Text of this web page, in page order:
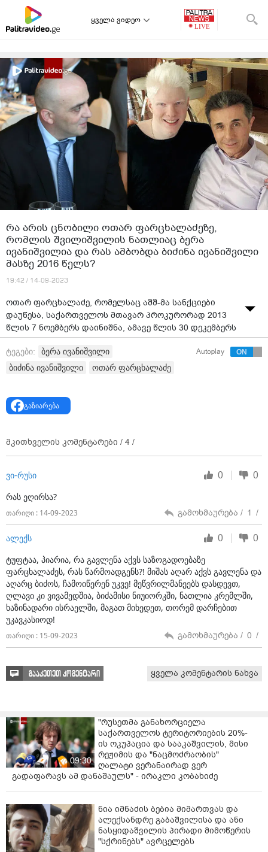
ყველა ვიდეო
რა არის ცნობილი ოთარ ფარცხალაძეზე,
რომლის შვილიშვილის ნათლიაც ბერა
ივანიშვილია და რას ამბობდა ბიძინა ივანიშვილი
მასზე 2016 წელს?
19:42 / 14-09-2023
ოთარ ფარცხალაძე, რომელსაც აშშ-მა სანქციები
დაუწესა, საქართველოს მთავარ პროკურორად 2013
წლის 7 ნოემბერს დაინიშნა, ამავე წლის 30 დეკემბერს
კი გადადგა.2008 წლამდე მუშაობდა შინაგან საქმეთა
სამინისტროში, სხვადასხვა საპასუხისმგებლო
თანამდებობებზე, გარდა ამისა, იყო საქართველოს
ოთარ ფარცხალაძის შვილიშვილის ნათლია, ბიძინა
ივანიშვილმა, 2016 წელს, "ქორთიართ მერიოტში"
ეკონომიკური კონფერენციის დასრულების შემდეგ
ფარცხალაძესთან არ მეგობრობს.
"ფარცხალაძეს ხშირად ნამდვილად ვერ ვხვდები, ის
ჩემი მეგობარი არაა, როგორც მე ვიცი, ჩემი ბერა
გახლავთ მაგის შვილიშვილის ნათლია”- განაცხდა
ბიძინა ივანიშვილმა 2016 წელს.
ფარცხალაძე, რომელმაც საქართველოს მთავარ
პროკურორად მხოლოდ 47 დღე იმუშავა, არაერთ
სკანდალში გაეხვა. ერთ-ერთი სკანდალი მის
დიპლომს ეხებოდა, რომლის მიღებაც ამ
უკანასკნელმა 19 წლის ასაკში შეძლო; გარდა ამისა,
მთავარი პროკურორი ფარცხალაძე ზეწოლაში
დაადანაშაულა პატიმრობაში მყოფმა ვანო
მერაბიშვილმა. სასჯელაღსრულების სამინისტრომ ეს
გამოიძია, რის გამოც ადამიანის უფლებათა
ევროპულმა სასამართლომ შესაბამისი
ერთ-ერთი სკანდალი, რომელშიც ფარცხალაძე
გაეხვა, უკავშირდებოდა წარსულში მის
ნასამართლეობას (გერმანიაში.) ეს ფაქტი
საქართველოს ხელისუფლების
წარმომადგენლებისთვისაც უსიამოვნო სიურპრიზი
აღმოჩნდა. ენმ-ის მიერ გავრცელებული
ინფორმაციით, ფარცხალაძე 2000-იანი წლების
დასაწყისში გერმანიაში ქურდობის ბრალდებით იყო
გასამართლებული, ნასამართლეობის ფაქტი
ფარცხალაძემაც დაადასტურა, თუმცა მან თქვა, რომ
ტეგები:
ბერა ივანიშვილი
ბიძინა ივანიშვილი
ოთარ ფარცხალაძე
Autoplay
გაზიარება
მკითხველის კომენტარები / 4 /
ვი-რუსი 0 0
რას ეღირსა?
თარიღი : 14-09-2023 გამოხმაურება / 1 /
ალექს 0 0
ტუფტაა, პიარია, რა გავლენა აქვს საზოგადოებაზე
ფარცხალაძეს, რას წარმოადგენს?! მიშას აღარ აქვს გავლენა და
აღარც ბიძოს, ჩამოიწერენ უკვე! მეწვრილმანეებს დასდევთ,
ღლავი კი ვივამედშია, ბიძამისი ნიუიორკში, ნათლია კრემლში,
ხაზინადარი ისრაელში, მაგათ მიხედეთ, თორემ დარჩებით
უკავკასიოდ!
თარიღი : 15-09-2023 გამოხმაურება / 0 /
გააკეთეთ კომენტარი ყველა კომენტარის ნახვა
09:30
"რუსეთმა განახორციელა
საქართველოს ტერიტორიების 20%-
ის ოკუპაცია და სააკაშვილის, მისი
რეჟიმის და "ნაცმოძრაობის"
ღალატი ვერანაირად ვერ
გადაფარავს ამ დანაშაულს" - ირაკლი კობახიძე
ნია იმნაძის ბებია მიმართვას და
ალექსანდრე გაბაშვილისა და ანი
ნასყიდაშვილის პირადი მიმოწერის
"სქრინებს" ავრცელებს